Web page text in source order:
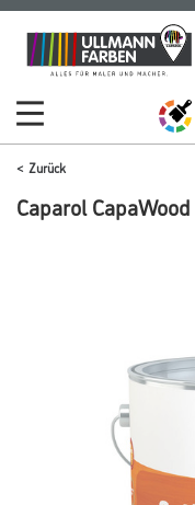
Zum
Inhalt
Zum
Navigationsmenü
Zurück
Caparol